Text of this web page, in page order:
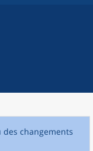
changements